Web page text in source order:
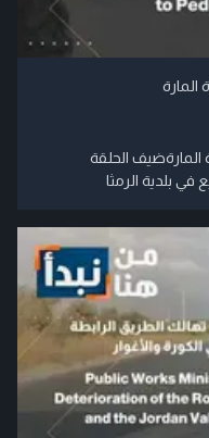
المارة
المارةضيف الحلقة
بلدية الرمثا